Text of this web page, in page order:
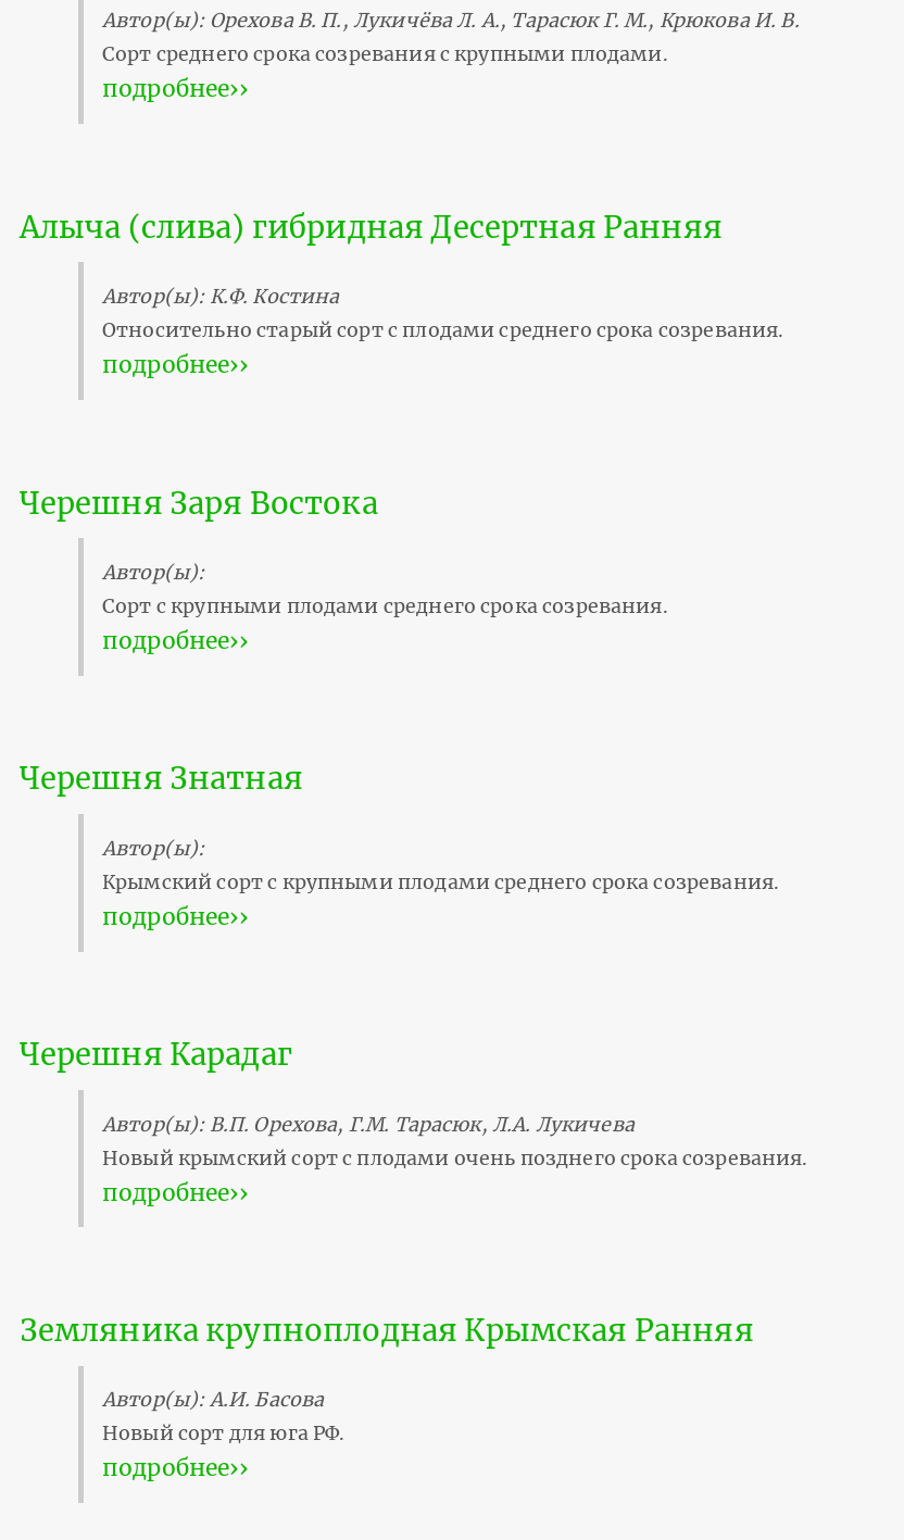
Автор(ы): Орехова В. П., Лукичёва Л. А., Тарасюк Г. М., Крюкова И. В.
Сорт среднего срока созревания с крупными плодами.
подробнее››
Алыча (слива) гибридная Десертная Ранняя
Автор(ы): К.Ф. Костина
Относительно старый сорт с плодами среднего срока созревания.
подробнее››
Черешня Заря Востока
Автор(ы):
Сорт с крупными плодами среднего срока созревания.
подробнее››
Черешня Знатная
Автор(ы):
Крымский сорт с крупными плодами среднего срока созревания.
подробнее››
Черешня Карадаг
Автор(ы): В.П. Орехова, Г.М. Тарасюк, Л.А. Лукичева
Новый крымский сорт с плодами очень позднего срока созревания.
подробнее››
Земляника крупноплодная Крымская Ранняя
Автор(ы): А.И. Басова
Новый сорт для юга РФ.
подробнее››